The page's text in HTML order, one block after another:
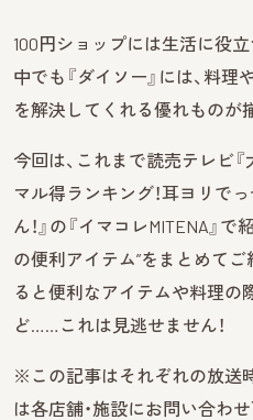
100円ショップには生活に役
中でも『ダイソー』には、料
を解決してくれる優れものが
今回は、これまで読売テレビ
マル得ランキング！耳ヨリでっ
ん！』の『イマコレMITENA』
の便利アイテム”をまとめて
ると便利なアイテムや料理の
ど……これは見逃せません！
※この記事はそれぞれの放送
は各店舗・施設にお問い合わせ